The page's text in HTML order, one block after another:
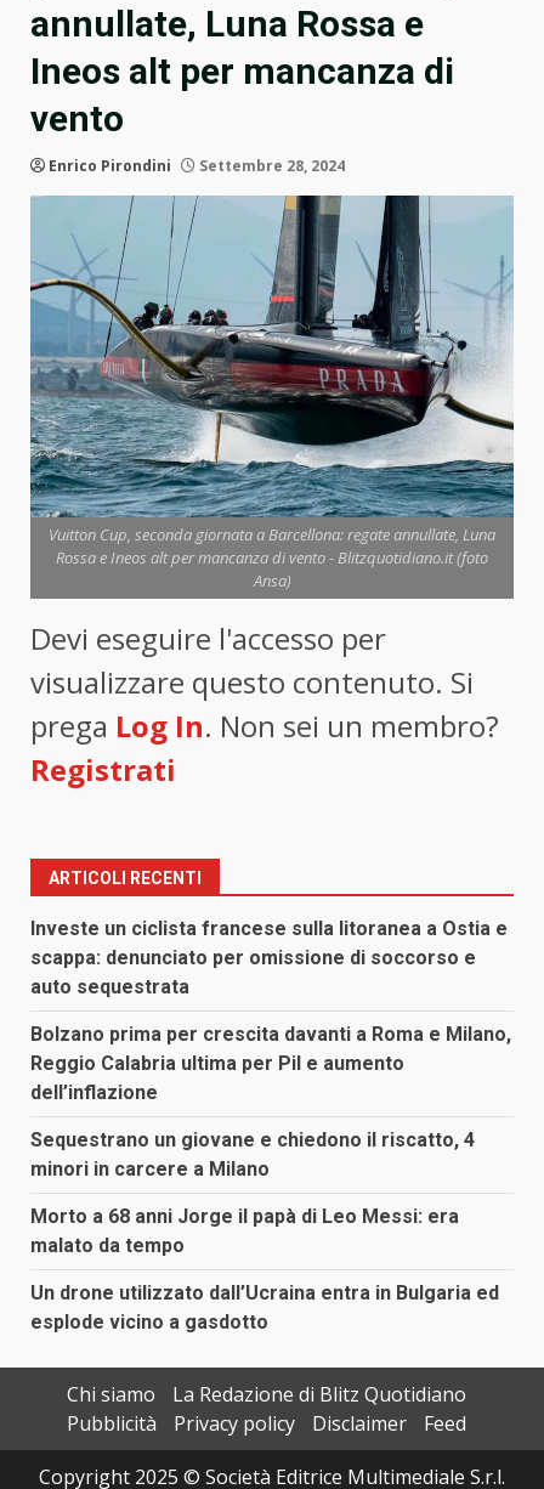
annullate, Luna Rossa e
Ineos alt per mancanza di
vento
Enrico Pirondini Settembre 28, 2024
Vuitton Cup, seconda giornata a Barcellona: regate annullate, Luna
Rossa e Ineos alt per mancanza di vento - Blitzquotidiano.it (foto
Ansa)
Devi eseguire l'accesso per
visualizzare questo contenuto. Si
prega Log In. Non sei un membro?
Registrati
ARTICOLI RECENTI
Investe un ciclista francese sulla litoranea a Ostia e
scappa: denunciato per omissione di soccorso e
auto sequestrata
Bolzano prima per crescita davanti a Roma e Milano,
Reggio Calabria ultima per Pil e aumento
dell’inflazione
Sequestrano un giovane e chiedono il riscatto, 4
minori in carcere a Milano
Morto a 68 anni Jorge il papà di Leo Messi: era
malato da tempo
Un drone utilizzato dall’Ucraina entra in Bulgaria ed
esplode vicino a gasdotto
Chi siamo
La Redazione di Blitz Quotidiano
Pubblicità
Privacy policy Disclaimer
Feed
Copyright 2025 © Società Editrice Multimediale S.r.l.